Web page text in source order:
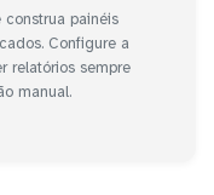
painéis
Configure a
relatórios sempre
manual.